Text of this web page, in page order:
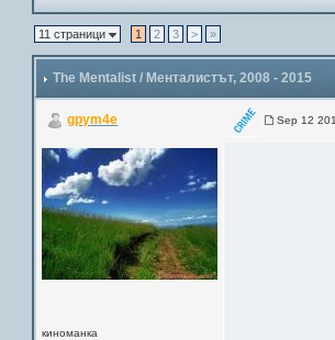
11 страници 1 2 3 > »
The Mentalist / Менталистът, 2008 - 2015
gpym4e Sep 12
киноманка